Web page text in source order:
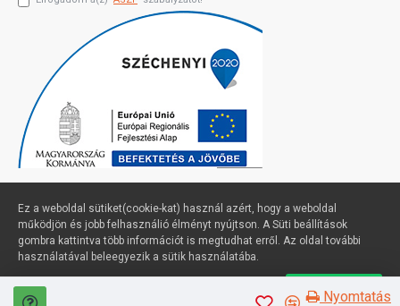
Nyomtatás
Profimuszaki.hu - exPanda ERP
Ez a weboldal sütiket(cookie-kat) használ azért, hogy a weboldal
működjön és jobb felhasználió élményt nyújtson. A Süti beállítások
gombra kattintva több információt is megtudhat erről. Az oldal további
használatával beleegyezik a sütik használatába.
Süti beállítások Elfogadom